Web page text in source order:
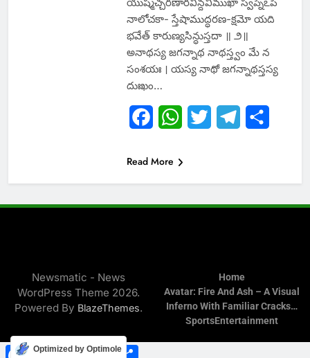
యుష్మచ్చరణారవిన్దవిముఖా స్వప్నేఽపి
నాలోచకా- స్తేషాముద్ధరణ-క్షమో యది
భవేత్ కారుణ్యసిన్ధుస్తదా ॥ ౨॥
అనాథస్య జగన్నాథ నాథస్త్వం మే న
సంశయః । యస్య నాథో జగన్నాథస్తస్య
దుఃఖం…
FacebookWhatsApp
Twitter Telegram
Read More
Newsmatic - News
WordPress Theme 2026.
Powered By BlazeThemes.
Home
Avatar: Fire And Ash – A Visual
Inferno With Familiar Cracks…
SportsEntertainment
FacebookWhatsApp
TwitterTelegram
Optimized by Optimole